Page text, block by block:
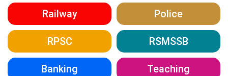
Railway Police
RPSC RSMSSB
Banking Teaching